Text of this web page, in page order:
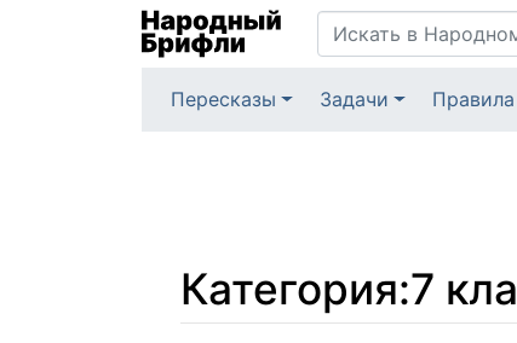
Пересказы Задачи Правила
Категория:7